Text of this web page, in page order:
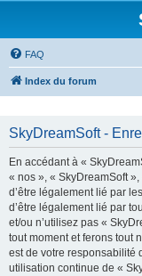
FAQ
Index du forum
SkyDreamSoft -
En accédant à «
« nos », « SkyDreamSoft
d’être légalement lié par
d’être légalement lié par
et/ou n’utilisez pas «
tout moment et ferons tout
est de votre responsabilité
utilisation continue de «